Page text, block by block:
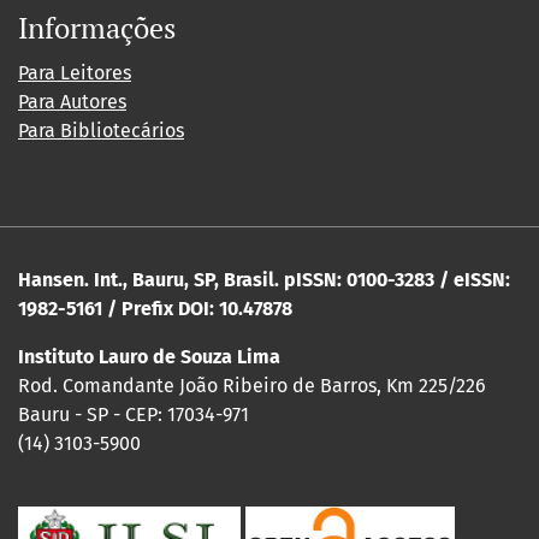
Informações
Para Leitores
Para Autores
Para Bibliotecários
Hansen. Int., Bauru, SP, Brasil. pISSN: 0100-3283 / eISSN:
1982-5161 / Prefix DOI: 10.47878
Instituto Lauro de Souza Lima
Rod. Comandante João Ribeiro de Barros, Km 225/226
Bauru - SP - CEP: 17034-971
(14) 3103-5900